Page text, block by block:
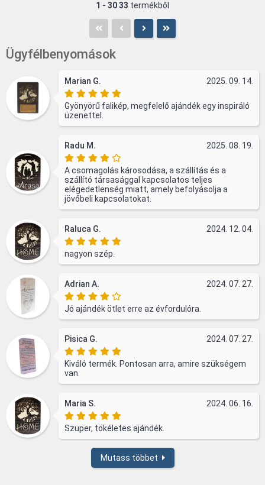
1 - 3033 termékből
Ügyfélbenyomások
Marian G. 2025. 09. 14.
Gyönyörű falikép, megfelelő ajándék egy inspiráló
üzenettel.
Radu M. 2025. 08. 19.
A csomagolás károsodása, a szállítás és a
szállító társasággal kapcsolatos teljes
elégedetlenség miatt, amely befolyásolja a
jövőbeli kapcsolatokat.
Raluca G. 2024. 12. 04.
nagyon szép.
Adrian A. 2024. 07. 27.
Jó ajándék ötlet erre az évfordulóra.
Pisica G. 2024. 07. 27.
Kiváló termék. Pontosan arra, amire szükségem
van.
Maria S. 2024. 06. 16.
Szuper, tökéletes ajándék.
Mutass többet